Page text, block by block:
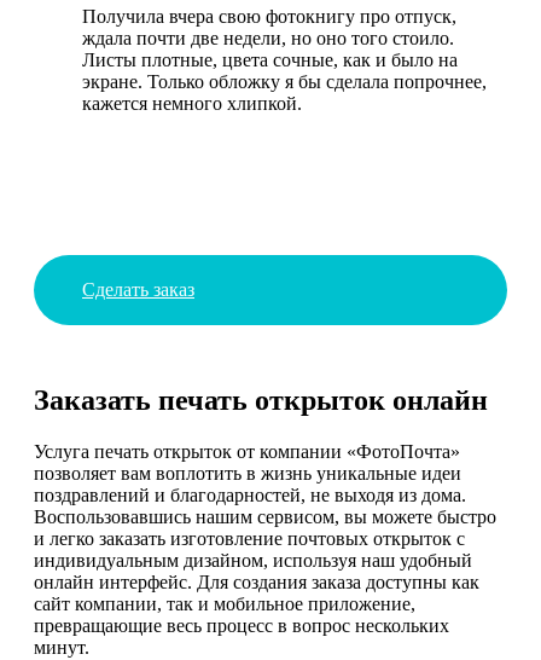
Получила вчера свою фотокнигу про отпуск,
ждала почти две недели, но оно того стоило.
Листы плотные, цвета сочные, как и было на
экране. Только обложку я бы сделала попрочнее,
кажется немного хлипкой.
Сделать заказ
Заказать печать открыток онлайн
Услуга печать открыток от компании «ФотоПочта»
позволяет вам воплотить в жизнь уникальные идеи
поздравлений и благодарностей, не выходя из дома.
Воспользовавшись нашим сервисом, вы можете быстро
и легко заказать изготовление почтовых открыток с
индивидуальным дизайном, используя наш удобный
онлайн интерфейс. Для создания заказа доступны как
сайт компании, так и мобильное приложение,
превращающие весь процесс в вопрос нескольких
минут.